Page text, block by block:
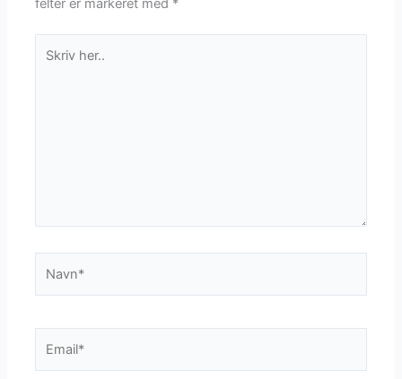
felter er markeret med *
her..